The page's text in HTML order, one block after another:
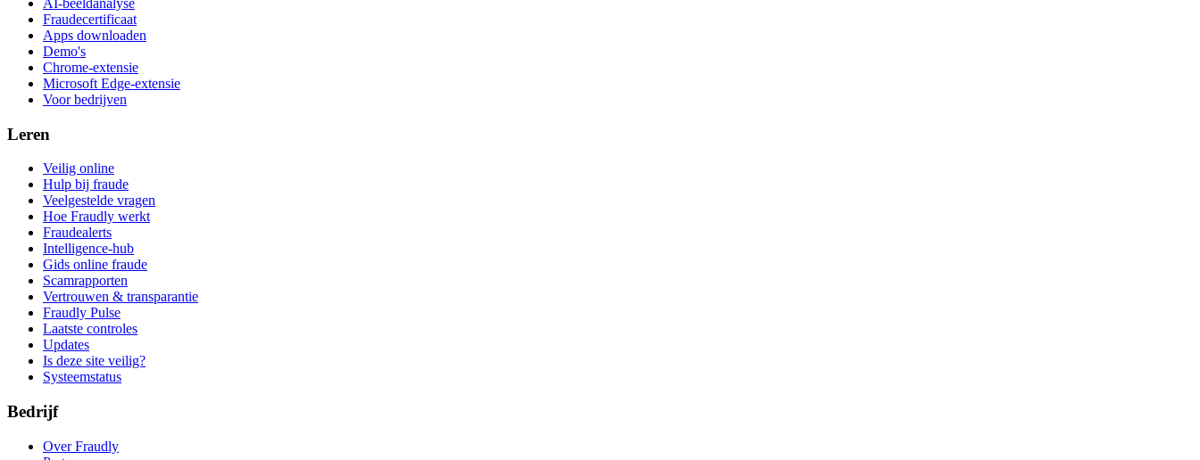
Fraudecertificaat
Apps downloaden
Demo's
Chrome-extensie
Microsoft Edge-extensie
Voor bedrijven
Leren
Veilig online
Hulp bij fraude
Veelgestelde vragen
Hoe Fraudly werkt
Fraudealerts
Intelligence-hub
Gids online fraude
Scamrapporten
Vertrouwen & transparantie
Fraudly Pulse
Laatste controles
Updates
Is deze site veilig?
Systeemstatus
Bedrijf
Over Fraudly